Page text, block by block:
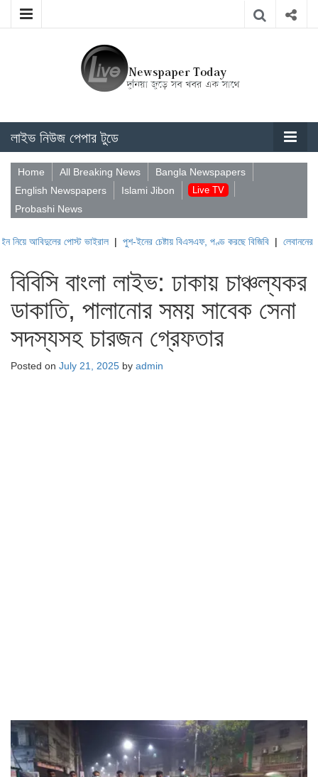
লাইভ নিউজ পেপার টুডে
Home All Breaking News
Bangla Newspapers
English Newspapers
Islami Jibon Live TV
Probashi News
পোস্ট ভাইরাল|পুশ-ইনের চেষ্টায় বিএসএফ, পণ্ড করছে বিজিবি |লেবাননের ঐতিহাসিক
বিবিসি বাংলা লাইভ: ঢাকায় চাঞ্চল্যকর
ডাকাতি, পালানোর সময় সাবেক সেনা
সদস্যসহ চারজন গ্রেফতার
Posted on July 21, 2025 by admin